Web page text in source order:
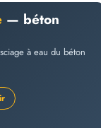
— béton
à eau du béton